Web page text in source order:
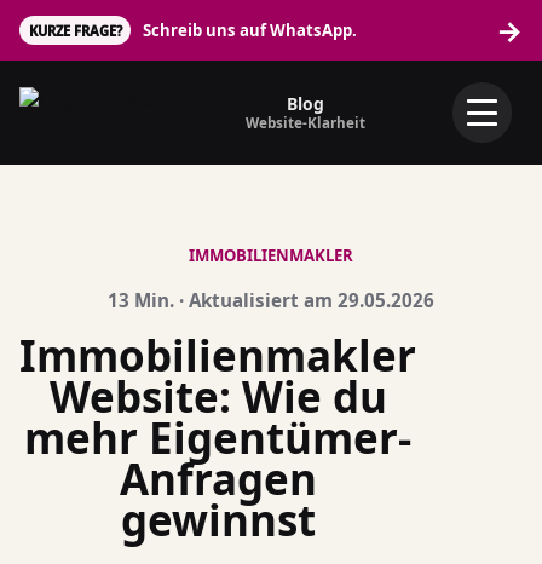
KURZE FRAGE? Schreib uns auf WhatsApp. →
Blog
Website-Klarheit
IMMOBILIENMAKLER
13 Min. · Aktualisiert am 29.05.2026
Immobilienmakler
Website: Wie du
mehr Eigentümer-
Anfragen
gewinnst